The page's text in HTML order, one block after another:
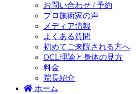
お問い合わせ / 予約
プロ施術家の声
メディア情報
よくある質問
初めてご来院される方へ
OCL理論と身体の見方
料金
院長紹介
ホーム